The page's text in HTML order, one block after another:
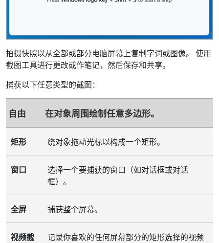
拍摄快照以从全部或部分电脑屏幕上复制字词或图像。 使用
截图工具进行更改或作笔记，然后保存和共享。
捕获以下任意类型的截图：
自由 在对象周围绘制任意多边形。
矩形 绕对象拖动光标以构成一个矩形。
窗口
选择一个要捕获的窗口（如对话框或对话
框）。
全屏 捕获整个屏幕。
视频截
记录你喜欢的任何屏幕部分的矩形选择的视频